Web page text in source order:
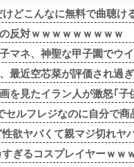
どこんなに無料で曲聴け
反対ｗｗｗｗｗｗｗｗｗ
マネ、神聖な甲子園でウ
最近空芯菜が評価され過
を見たイラン人が激怒｢
セルフレジなのに自分で
性欲ヤバくて親マジ切れヤ
すぎるコスプレイヤーｗｗ